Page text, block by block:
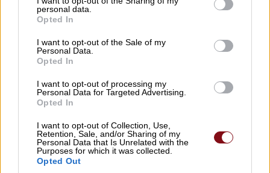
personal data.
Opted In
I want to opt-out of the Sale of my
Personal Data.
Opted In
I want to opt-out of processing my
Personal Data for Targeted Advertising.
Opted In
I want to opt-out of Collection, Use,
Retention, Sale, and/or Sharing of my
Personal Data that Is Unrelated with the
Purposes for which it was collected.
Opted Out